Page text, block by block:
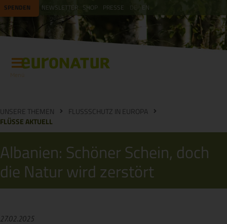
SPENDEN NEWSLETTER SHOP PRESSE EN
UNSERE THEMEN
FLUSSSCHUTZ IN EUROPA
FLÜSSE AKTUELL
Albanien: Schöner Schein, doch
die Natur wird zerstört
27.02.2025